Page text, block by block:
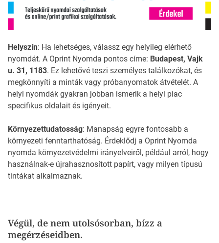
Helyszín: Ha lehetséges, válassz egy helyileg elérhető
nyomdát. A Oprint Nyomda pontos címe: Budapest, Vajk
u. 31, 1183. Ez lehetővé teszi személyes találkozókat, és
megkönnyíti a minták vagy próbanyomatok átvételét. A
helyi nyomdák gyakran jobban ismerik a helyi piac
specifikus oldalait és igényeit.
Környezettudatosság: Manapság egyre fontosabb a
környezeti fenntarthatóság. Érdeklődj a Oprint Nyomda
nyomda környezetvédelmi irányelveiről, például arról, hogy
használnak-e újrahasznosított papírt, vagy milyen típusú
tintákat alkalmaznak.
Végül, de nem utolsósorban, bízz a
megérzéseidben.